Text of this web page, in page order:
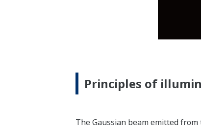
Principles of
The Gaussian beam emitted